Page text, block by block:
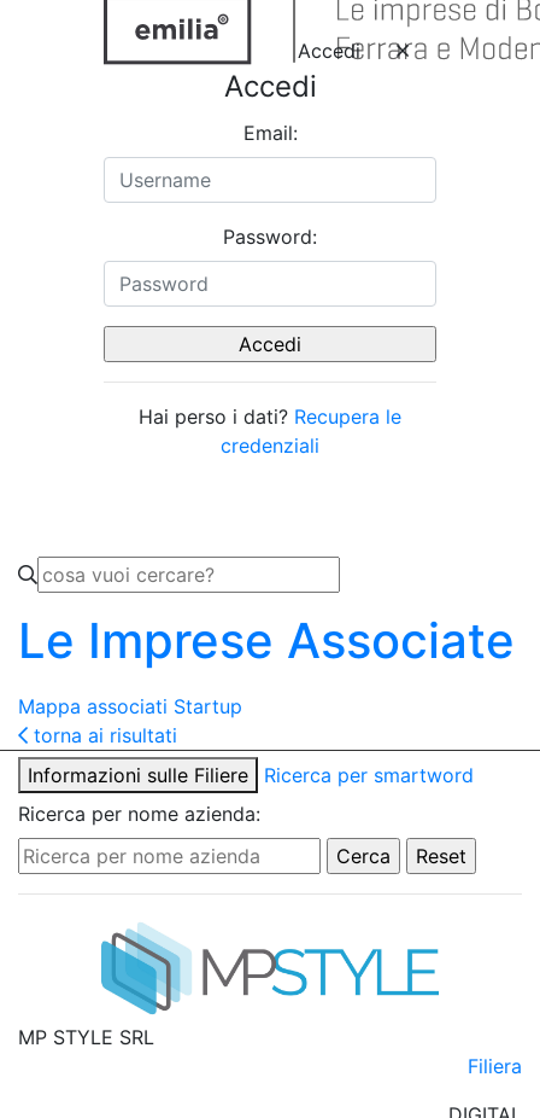
Accedi
Accedi
Email:
Password:
Hai perso i dati? Recupera le
credenziali
Le Imprese Associate
Mappa associati Startup
torna ai risultati
Informazioni sulle Filiere
Ricerca per smartword
Ricerca per nome azienda:
MP STYLE SRL
Filiera